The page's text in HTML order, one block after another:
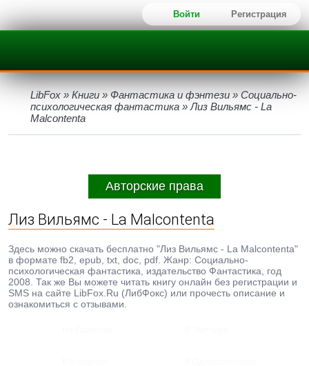
Войти Регистрация
LibFox » Книги » Фантастика и фэнтези » Социально-
психологическая фантастика » Лиз Вильямс - La
Malcontenta
Авторские права
Лиз Вильямс - La Malcontenta
Здесь можно скачать бесплатно "Лиз Вильямс - La Malcontenta"
в формате fb2, epub, txt, doc, pdf. Жанр: Социально-
психологическая фантастика, издательство Фантастика, год
2008. Так же Вы можете читать книгу онлайн без регистрации и
SMS на сайте LibFox.Ru (ЛибФокс) или прочесть описание и
ознакомиться с отзывами.